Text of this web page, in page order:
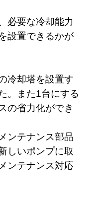
必要な冷却能力
設置できるかが
冷却塔を設置す
。また1台にする
の省力化ができ
ンテナンス部品
しいポンプに取
ンテナンス対応